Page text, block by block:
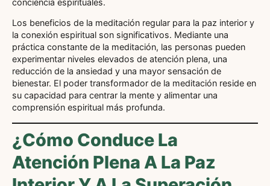
conciencia espirituales.
Los beneficios de la meditación regular para la paz interior y
la conexión espiritual son significativos. Mediante una
práctica constante de la meditación, las personas pueden
experimentar niveles elevados de atención plena, una
reducción de la ansiedad y una mayor sensación de
bienestar. El poder transformador de la meditación reside en
su capacidad para centrar la mente y alimentar una
comprensión espiritual más profunda.
¿Cómo Conduce La
Atención Plena A La Paz